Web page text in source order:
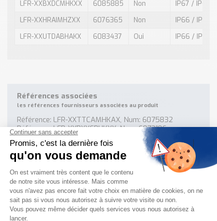
LFR-XXBXDCMHKXX 6085885 Non
IP67 / IP67
LFR-XXHRAIMHZXX
6076365 Non
IP66 / IP68
LFR-XXUTDABHAKX
6083437 Oui IP66 / IP68
Références associées
les références fournisseurs associées au produit
Référence: LFR-XXTTCAMHKAX, Num: 6075832
Référence: LFR-XXBXXCBHKXX, Num: 6072196
Référence: LFR-XXUTABMHZXX, Num: 6078101
Référence: LFR-XXTTBBOHAAX, Num: 6074397
Référence: LFR-XXTTAABHKAX, Num: 6081834
Référence: LFR-XXFFHIMHKXX, Num: 6083202
Référence: LFR-XXUTCAMHAXX, Num: 6074398
Référence: LFR-ACGFHIMHAKX, Num: 6082136
Référence: LFR-XXBXCCBHKKX, Num: 6074999
Référence: LFR-XXUTBBJHAAX, Num: 6072214
Référence: LFR-ICTTBAJHKAX, Num: 6077139
Référence: LFR-XXTTABMHAAX, Num: 6075497